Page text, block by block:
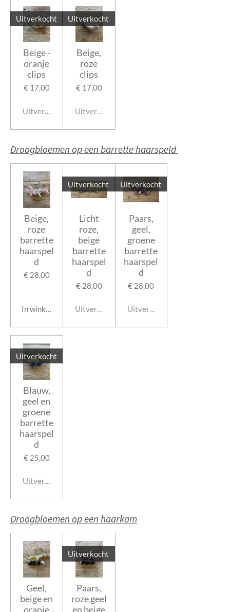
Uitverkocht
Beige -
oranje
clips
€ 17,00
Uitverkocht
Uitverkocht
Beige,
roze
clips
€ 17,00
Uitverkocht
Droogbloemen op een barrette haarspeld
Beige,
roze
barrette
haarspel
d
€ 28,00
In winkelwagen
Uitverkocht
Licht
roze,
beige
barrette
haarspel
d
€ 28,00
Uitverkocht
Uitverkocht
Paars,
geel,
groene
barrette
haarspel
d
€ 28,00
Uitverkocht
Uitverkocht
Blauw,
geel en
groene
barrette
haarspel
d
€ 25,00
Uitverkocht
Droogbloemen op een haarkam
Geel,
beige en
oranje
Uitverkocht
Paars,
roze geel
en beige